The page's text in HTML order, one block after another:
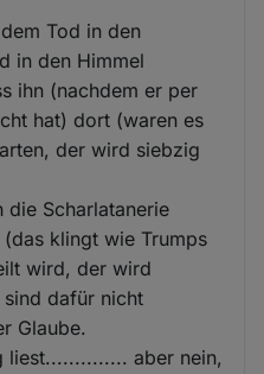
Tod in den
in den Himmel
ihn (nachdem er per
hat) dort (waren es
der wird siebzig
die Scharlatanerie
klingt wie Trumps
wird, der wird
sind dafür nicht
Glaube.
liest.............. aber nein,